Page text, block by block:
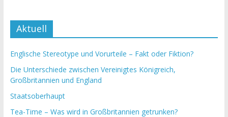
Aktuell
Englische Stereotype und Vorurteile – Fakt oder Fiktion?
Die Unterschiede zwischen Vereinigtes Königreich,
Großbritannien und England
Staatsoberhaupt
Tea-Time – Was wird in Großbritannien getrunken?